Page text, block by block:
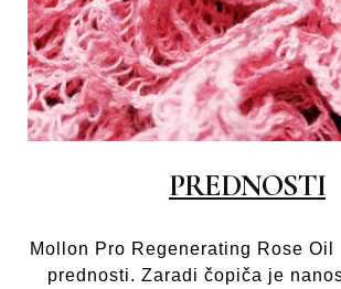
PREDNOSTI
Mollon Pro Regenerating Rose
prednosti. Zaradi čopiča je